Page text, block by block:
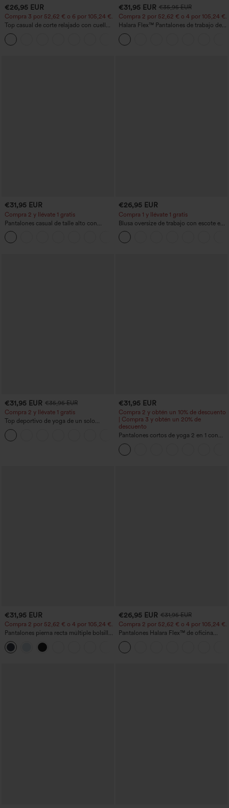
€26,95 EUR
Compra 3 por 52,62 € o 6 por 105,24 €.
Top casual de corte relajado con cuello
redondo y mangas murciélago.
€31,95 EUR €35,95 EUR
Compra 2 por 52,62 € o 4 por 105,24 €.
Halara Flex™ Pantalones de trabajo de
talle alto, moldeadores del cuerpo, que
estilizan la cintura, con bolsillos, de
pierna ancha en micro‑waffle
€31,95 EUR
Compra 2 y llévate 1 gratis
Pantalones casual de talle alto con
cordón, pernera ancha, en mezcla de
lino y con bolsillos
€26,95 EUR
Compra 1 y llévate 1 gratis
Blusa oversize de trabajo con escote en
V y manga corta, resistente a las arrugas
€31,95 EUR €35,95 EUR
Compra 2 y llévate 1 gratis
Top deportivo de yoga de un solo
hombro, manga larga con agujero para
el pulgar, dobladillo curvo estilo high-
low (frente más corto, espalda más
+3
€31,95 EUR
Compra 2 y obtén un 10% de descuento
| Compra 3 y obtén un 20% de
descuento
Pantalones cortos de yoga 2 en 1 con
bolsillo trasero de talle muy alto y
bolsillo lateral oculto de 5&#39;&#39;
de longitud más larga
€31,95 EUR
Compra 2 por 52,62 € o 4 por 105,24 €.
Pantalones pierna recta múltiple bolsillo
botón tiro alto
€26,95 EUR €31,95 EUR
Compra 2 por 52,62 € o 4 por 105,24 €.
Pantalones Halara Flex™ de oficina
anchos plisados de tiro alto con bolsillos
en tela tipo gofre